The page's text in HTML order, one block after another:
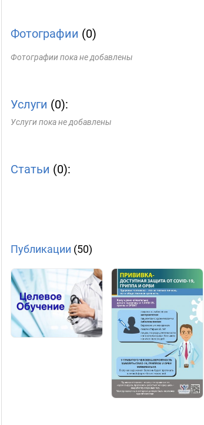
Фотографии (0)
Фотографии пока не добавлены
Услуги (0):
Услуги пока не добавлены
Статьи (0):
Публикации (50)